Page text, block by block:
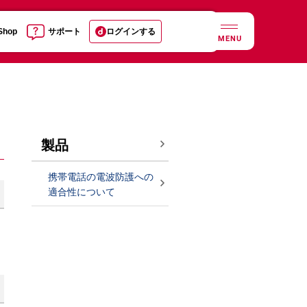
サポート ログインする
MENU
製品
携帯電話の電波防護への
適合性について